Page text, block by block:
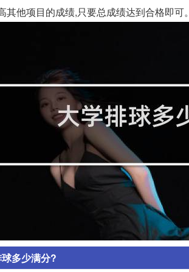
其他项目的成绩,只要总成绩达到合格即可
多少满分?